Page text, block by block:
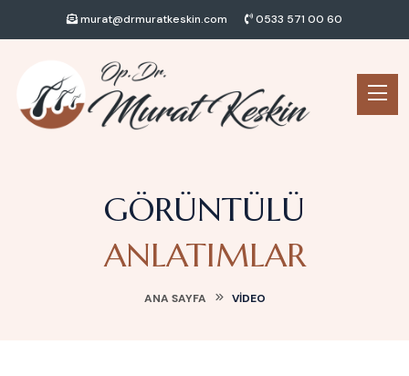
murat@drmuratkeskin.com 0533 571 00 60
GÖRÜNTÜLÜ
ANLATIMLAR
ANA SAYFA VIDEO